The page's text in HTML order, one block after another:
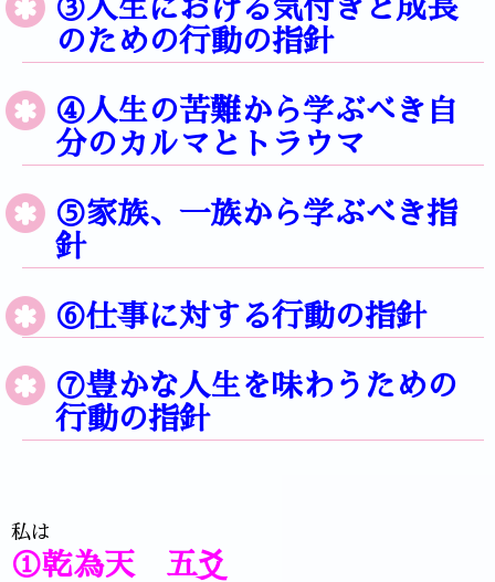
③人生における気付きと成長
のための行動の指針
④人生の苦難から学ぶべき自
分のカルマとトラウマ
⑤家族、一族から学ぶべき指
針
⑥仕事に対する行動の指針
⑦豊かな人生を味わうための
行動の指針
私は
①乾為天 五爻